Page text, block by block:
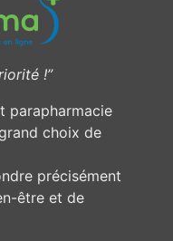
!”
parapharmacie
choix de
précisément
être et de